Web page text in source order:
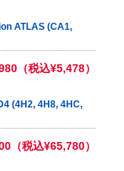
ATLAS (CA1,
（税込¥5,478）
(4H2, 4H8, 4HC,
（税込¥65,780）